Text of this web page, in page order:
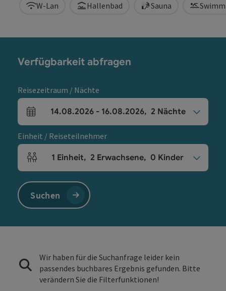
W-Lan Hallenbad Sauna
Verfügbarkeit abfragen
Reisezeitraum / Nächte
An- und Abreisefelder
14.08.2026 - 16.08.2026, 2 Nächte
Einheit / Reiseteilnehmer
Einheitenanzahl und Personenfelder
1 Einheit, 2 Erwachsene, 0 Kinder
Suchen
Wir haben für die Suchanfrage leider kein
passendes buchbares Ergebnis gefunden. Bitte
verändern Sie die Filterfunktionen!